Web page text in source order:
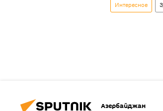
Интересное
Азербайджан